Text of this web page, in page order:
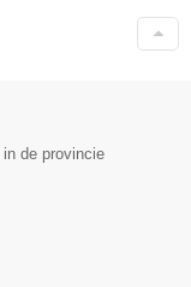
de provincie